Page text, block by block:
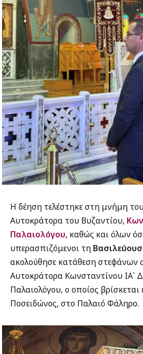
Η δέηση τελέστηκε στη μνήμη
Αυτοκράτορα του Βυζαντίου,
Παλαιολόγου, καθώς και όλων
υπερασπιζόμενοι τη
ακολούθησε κατάθεση στεφάνων
Αυτοκράτορα Κωνσταντίνου ΙΑ΄
Παλαιολόγου, ο οποίος
Ποσειδώνος, στο Παλαιό Φάληρο.